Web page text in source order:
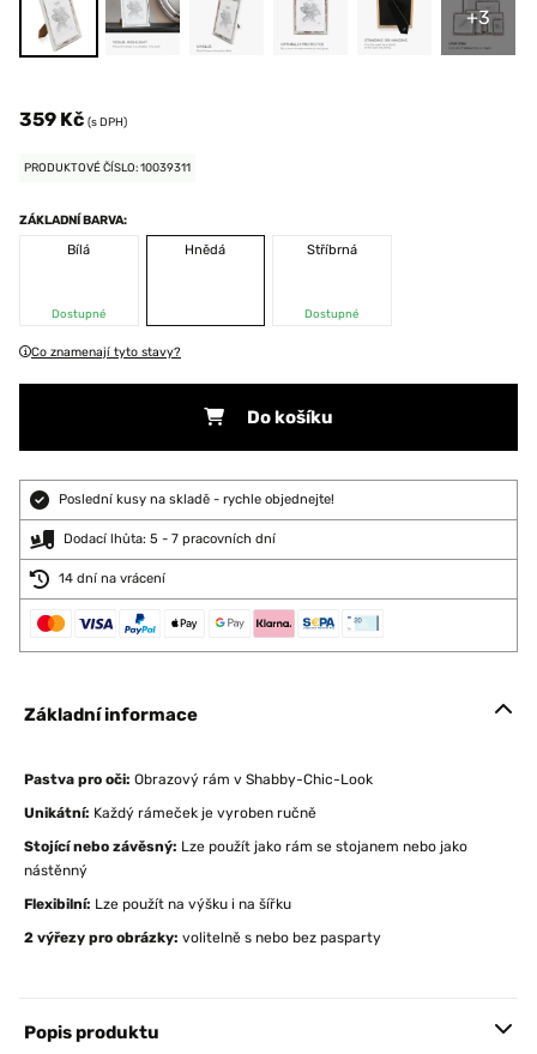
+3
359 Kč (s DPH)
PRODUKTOVÉ ČÍSLO: 10039311
ZÁKLADNÍ BARVA:
Bílá
Dostupné
Hnědá Stříbrná
Dostupné
Co znamenají tyto stavy?
Do košíku
Poslední kusy na skladě - rychle objednejte!
Dodací lhůta: 5 - 7 pracovních dní
14 dní na vrácení
Základní informace
Pastva pro oči: Obrazový rám v Shabby-Chic-Look
Unikátní: Každý rámeček je vyroben ručně
Stojící nebo závěsný: Lze použít jako rám se stojanem nebo jako
nástěnný
Flexibilní: Lze použít na výšku i na šířku
2 výřezy pro obrázky: volitelně s nebo bez pasparty
Popis produktu